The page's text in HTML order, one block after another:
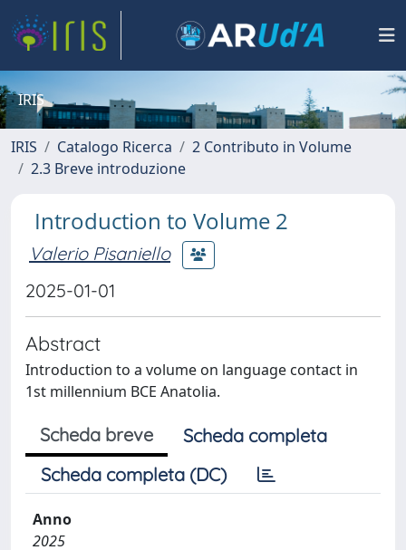
IRIS
IRIS Catalogo Ricerca
2 Contributo in Volume
2.3 Breve introduzione
Introduction to Volume 2
Valerio Pisaniello
2025-01-01
Abstract
Introduction to a volume on language contact in
1st millennium BCE Anatolia.
Scheda breve
Scheda completa
Scheda completa (DC)
Anno
2025